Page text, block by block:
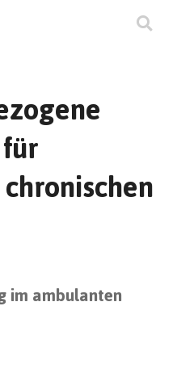
im ambulanten